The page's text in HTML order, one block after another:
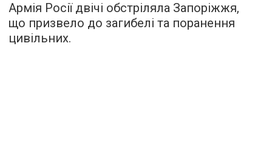
Армія Росії двічі обстріляла Запоріжжя,
що призвело до загибелі та поранення
цивільних.